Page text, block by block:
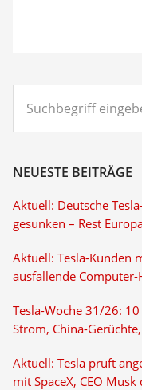
eingeben...
NEUESTE BEITRÄGE
Aktuell: Deutsche
gesunken – Rest
Aktuell: Tesla-Kunden
ausfallende Computer-
Tesla-Woche 31/26: 10
Strom, China-
Aktuell: Tesla prüft
mit SpaceX, CEO